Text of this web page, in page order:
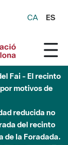
CA ES
Fai - El recinto
motivos de
reducida no
del recinto
de la Foradada.